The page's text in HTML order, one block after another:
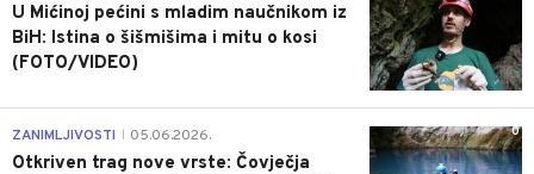
U Mićinoj pećini s mladim naučnikom iz
BiH: Istina o šišmišima i mitu o kosi
(FOTO/VIDEO)
0
ZANIMLJIVOSTI 05.06.2026.
Otkriven trag nove vrste: Čovječja